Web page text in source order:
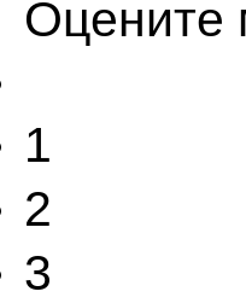
Оцените
1
2
3